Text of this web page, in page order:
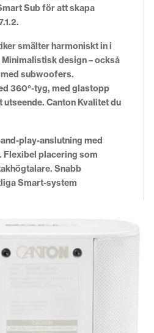
Sub för att skapa
smälter harmoniskt in i
design – också
subwoofers.
360°-tyg, med glastopp
Canton Kvalitet du
play-anslutning med
Flexibel placering som
Snabb
Smart-system